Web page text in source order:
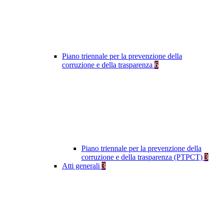
Piano triennale per la prevenzione della
corruzione e della trasparenza 6
Piano triennale per la prevenzione della
corruzione e della trasparenza (PTPCT) 3
Atti generali 3